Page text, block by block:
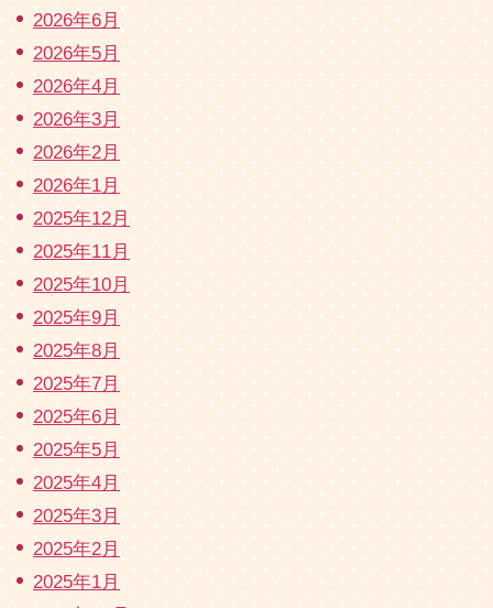
2026年6月
2026年5月
2026年4月
2026年3月
2026年2月
2026年1月
2025年12月
2025年11月
2025年10月
2025年9月
2025年8月
2025年7月
2025年6月
2025年5月
2025年4月
2025年3月
2025年2月
2025年1月